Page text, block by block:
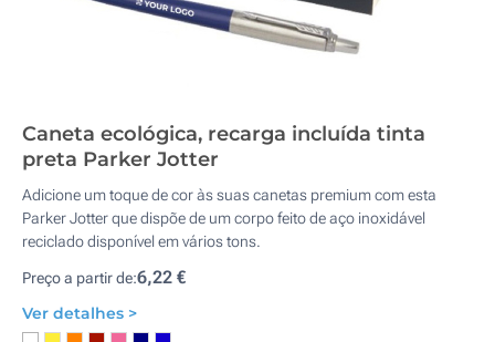
Caneta ecológica, recarga incluída tinta
preta Parker Jotter
Adicione um toque de cor às suas canetas premium com esta
Parker Jotter que dispõe de um corpo feito de aço inoxidável
reciclado disponível em vários tons.
Preço a partir de:6,22 €
Ver detalhes >